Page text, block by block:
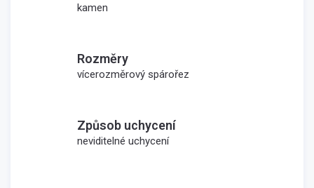
kamen
Rozměry
vícerozměrový spárořez
Způsob uchycení
neviditelné uchycení